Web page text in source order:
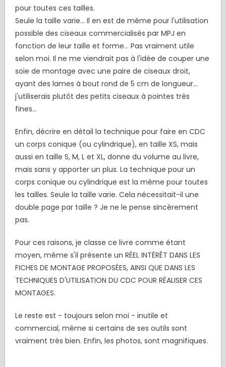
pour toutes ces tailles.
Seule la taille varie… Il en est de même pour l'utilisation
possible des ciseaux commercialisés par MPJ en
fonction de leur taille et forme... Pas vraiment utile
selon moi. Il ne me viendrait pas à l'idée de couper une
soie de montage avec une paire de ciseaux droit,
ayant des lames à bout rond de 5 cm de longueur…
j'utiliserais plutôt des petits ciseaux à pointes très
fines...
Enfin, décrire en détail la technique pour faire en CDC
un corps conique (ou cylindrique), en taille XS, mais
aussi en taille S, M, L et XL, donne du volume au livre,
mais sans y apporter un plus. La technique pour un
corps conique ou cylindrique est la même pour toutes
les tailles. Seule la taille varie. Cela nécessitait-il une
double page par taille ? Je ne le pense sincèrement
pas.
Pour ces raisons, je classe ce livre comme étant
moyen, même s'il présente un RÉEL INTÉRÊT DANS LES
FICHES DE MONTAGE PROPOSÉES, AINSI QUE DANS LES
TECHNIQUES D'UTILISATION DU CDC POUR RÉALISER CES
MONTAGES.
Le reste est - toujours selon moi - inutile et
commercial, même si certains de ses outils sont
vraiment très bien. Enfin, les photos, sont magnifiques.